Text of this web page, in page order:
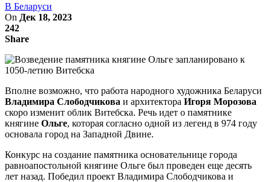
В Беларуси
On Дек 18, 2023
242
Share
Вполне возможно, что работа народного художника Беларуси
Владимира Слободчикова и архитектора Игоря Морозова
скоро изменит облик Витебска. Речь идет о памятнике
княгине Ольге, которая согласно одной из легенд в 974 году
основала город на Западной Двине.
Конкурс на создание памятника основательнице города
равноапостольной княгине Ольге был проведен еще десять
лет назад. Победил проект Владимира Слободчикова и